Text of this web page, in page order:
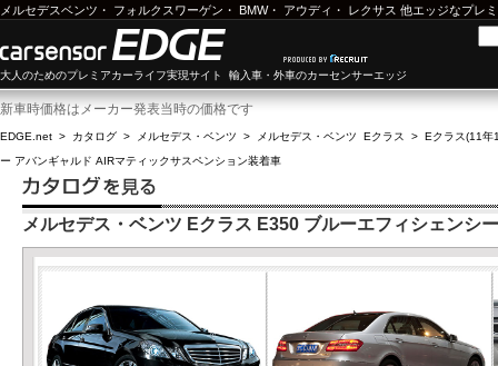
メルセデスベンツ ・ フォルクスワーゲン ・ BMW・ アウディ ・ レクサス 他エッジなプレ
大人のためのプレミアカーライフ実現サイト 輸入車・外車のカーセンサーエッジ
新車時価格はメーカー発表当時の価格です
EDGE.net > カタログ > メルセデス・ベンツ > メルセデス・ベンツ Eクラス > Eクラス(11年
ー アバンギャルド AIRマティックサスペンション装着車
メルセデス・ベンツ Eクラス E350 ブルーエフィシェンシ